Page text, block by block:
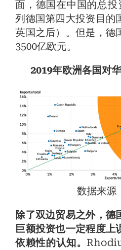
面，德国在中国的总
列德国第四大投资目的
英国之后）。但是，德
3500亿欧元。
2019年欧洲各国对
数据来源
除了双边贸易之外，德
巨额投资也一定程度上
依赖性的认知。